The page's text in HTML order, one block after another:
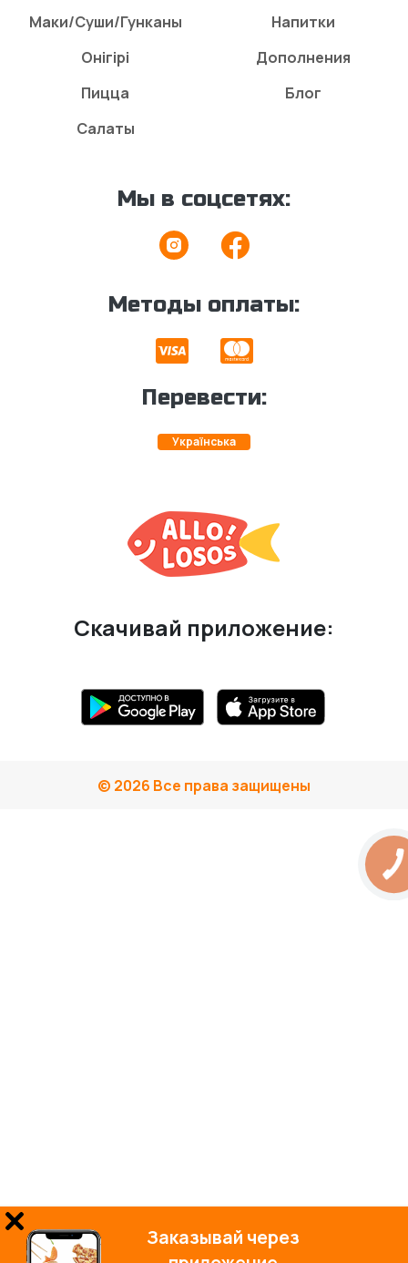
Маки/Суши/Гунканы
Онігірі
Пицца
Салаты
Напитки
Дополнения
Блог
Мы в соцсетях:
Методы оплаты:
Перевести:
Українська
Скачивай приложение:
© 2026 Все права защищены
Заказывай через